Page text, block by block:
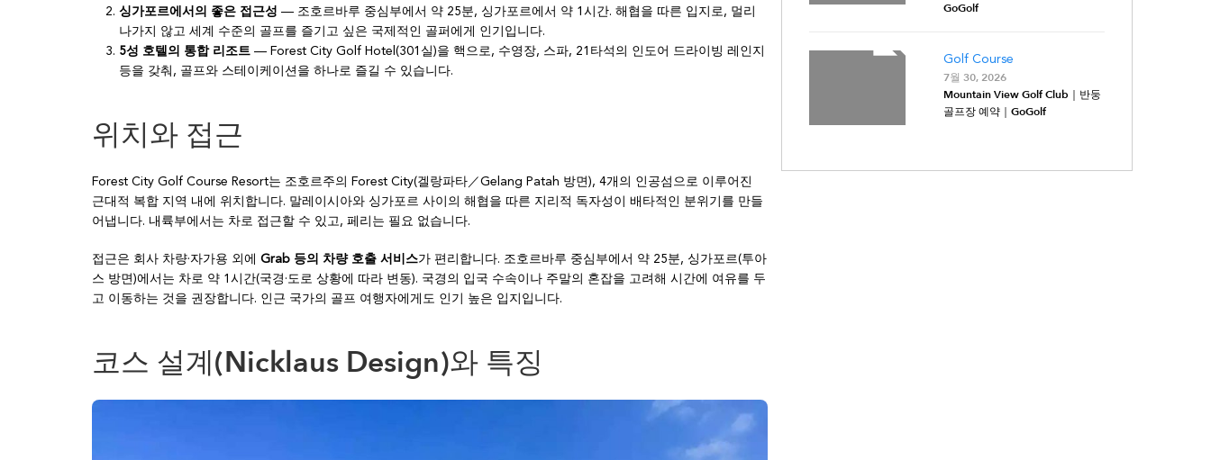
싱가포르에서의 좋은 접근성 — 조호르바루 중심부에서 약 25분, 싱가포르에서 약 1시간. 해협을 따른 입지로, 멀리
나가지 않고 세계 수준의 골프를 즐기고 싶은 국제적인 골퍼에게 인기입니다.
5성 호텔의 통합 리조트 — Forest City Golf Hotel(301실)을 핵으로, 수영장, 스파, 21타석의 인도어 드라이빙 레인지
등을 갖춰, 골프와 스테이케이션을 하나로 즐길 수 있습니다.
위치와 접근
Forest City Golf Course Resort는 조호르주의 Forest City(겔랑파타／Gelang Patah 방면), 4개의 인공섬으로 이루어진
근대적 복합 지역 내에 위치합니다. 말레이시아와 싱가포르 사이의 해협을 따른 지리적 독자성이 배타적인 분위기를 만들
어냅니다. 내륙부에서는 차로 접근할 수 있고, 페리는 필요 없습니다.
접근은 회사 차량·자가용 외에 Grab 등의 차량 호출 서비스가 편리합니다. 조호르바루 중심부에서 약 25분, 싱가포르(투아
스 방면)에서는 차로 약 1시간(국경·도로 상황에 따라 변동). 국경의 입국 수속이나 주말의 혼잡을 고려해 시간에 여유를 두
고 이동하는 것을 권장합니다. 인근 국가의 골프 여행자에게도 인기 높은 입지입니다.
코스 설계(Nicklaus Design)와 특징
GoGolf
Golf Course
7월 30, 2026
Mountain View Golf Club｜반둥
골프장 예약｜GoGolf